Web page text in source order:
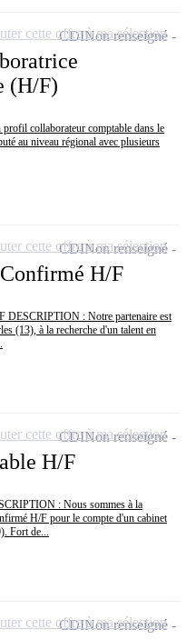
(H/F)
collaborateur comptable dans le
au niveau régional avec plusieurs
CDINon renseigné
cette offre à ma sélection
H/F
DESCRIPTION : Notre partenaire est
(13), à la recherche d'un talent en
CDINon renseigné
cette offre à ma sélection
H/F
: Nous sommes à la
H/F pour le compte d'un cabinet
Fort de...
CDINon renseigné
cette offre à ma sélection
CDINon renseigné
cette offre à ma sélection